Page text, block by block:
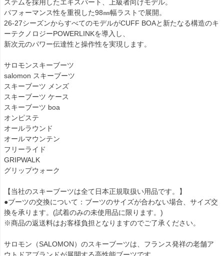
ステムを採用したエキスパート、上級者向けモデル。
パフォーマンス性を重視した98㎜幅ラストで展開。
26-27シーズンからすべてのモデルがCUFF BOAと新たなる構造のキ
ーテクノロジーPOWERLINKを導入し、
新次元のパワー伝達性と操作性を実現します。
サロモンスキーブーツ
salomon スキーブーツ
スキーブーツ メンズ
スキーブーツ ケース
スキーブーツ boa
オンピステ
オールラウンド
オールマウンテン
フリーライド
GRIPWALK
グリップウォーク
【当社のスキーブーツは全て日本正規取扱い用品です。】
●ブーツの交換について：ブーツのサイズが合わない場合、サイズ交
換を承ります。(試着のみの未使用品に限ります。)
※商品の返送料はお客様負担となりますのでご了承ください。
サロモン（SALOMON）のスキーブーツは、フランス発祥の老舗ア